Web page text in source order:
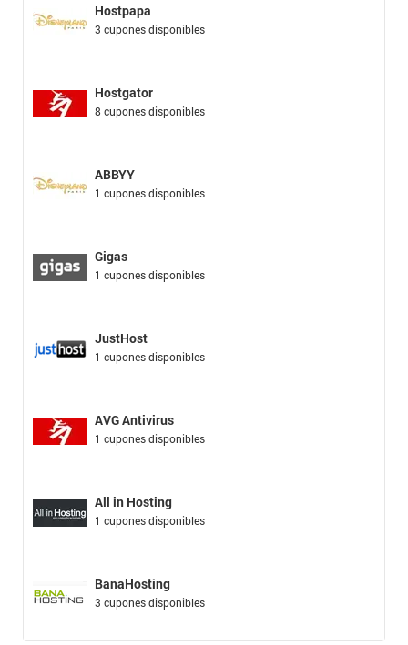
Hostpapa
3 cupones disponibles
Hostgator
8 cupones disponibles
ABBYY
1 cupones disponibles
Gigas
1 cupones disponibles
JustHost
1 cupones disponibles
AVG Antivirus
1 cupones disponibles
All in Hosting
1 cupones disponibles
BanaHosting
3 cupones disponibles